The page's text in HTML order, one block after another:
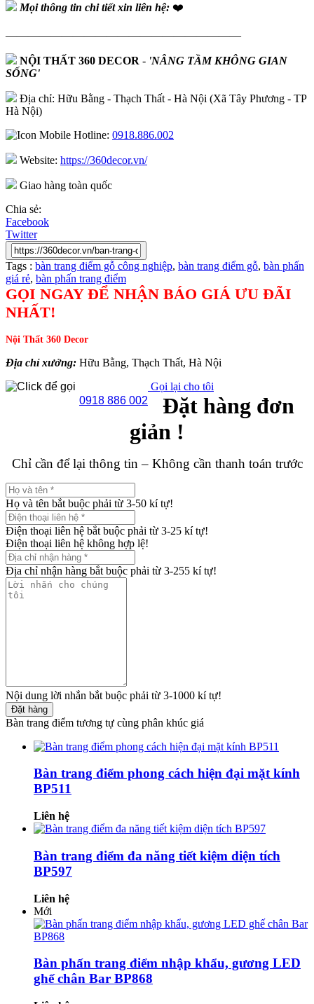
Mọi thông tin chi tiết xin liên hệ: ❤️
—————————————————————
NỘI THẤT 360 DECOR - 'NÂNG TẦM KHÔNG GIAN
SỐNG'
Địa chỉ: Hữu Bằng - Thạch Thất - Hà Nội (Xã Tây Phương - TP
Hà Nội)
Hotline: 0918.886.002
Website: https://360decor.vn/
Giao hàng toàn quốc
Chia sẻ:
Facebook
Twitter
Tags : bàn trang điểm gỗ công nghiệp, bàn trang điểm gỗ, bàn phấn
giá rẻ, bàn phấn trang điểm
GỌI NGAY ĐỂ NHẬN BÁO GIÁ ƯU ĐÃI
NHẤT!
Nội Thất 360 Decor
Địa chỉ xưởng: Hữu Bằng, Thạch Thất, Hà Nội
0918 886 002
Gọi lại cho tôi
Đặt hàng đơn
giản !
Chỉ cần để lại thông tin – Không cần thanh toán trước
Họ và tên bắt buộc phải từ 3-50 kí tự!
Điện thoại liên hệ bắt buộc phải từ 3-25 kí tự!
Điện thoại liên hệ không hợp lệ!
Địa chỉ nhận hàng bắt buộc phải từ 3-255 kí tự!
Nội dung lời nhắn bắt buộc phải từ 3-1000 kí tự!
Đặt hàng
Bàn trang điểm tương tự cùng phân khúc giá
Bàn trang điểm phong cách hiện đại mặt kính
BP511
Liên hệ
Bàn trang điểm đa năng tiết kiệm diện tích
BP597
Liên hệ
Mới
Bàn phấn trang điểm nhập khẩu, gương LED
ghế chân Bar BP868